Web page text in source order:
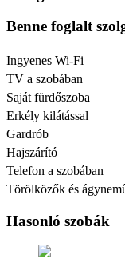
Benne foglalt
Ingyenes Wi-Fi
TV a szobában
Saját fürdőszoba
Erkély kilátással
Gardrób
Hajszárító
Telefon a szobában
Törölközők és
Hasonló szobák